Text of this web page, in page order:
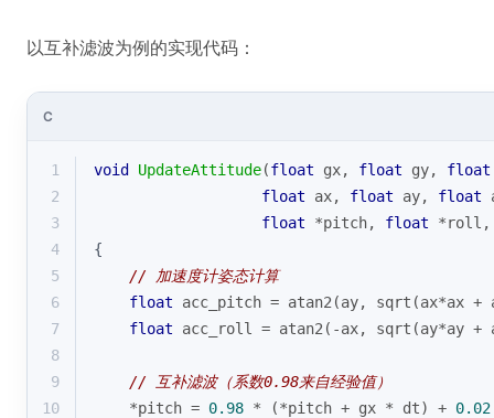
以互补滤波为例的实现代码：
C
1 void UpdateAttitude(float gx, float gy, float
2
float ax, float ay, float
3
float *pitch, float
4
{
5
// 加速度计姿态计算
6
float acc_pitch = atan2 (ay, sqrt (ax*ax +
7
float acc_roll = atan2 (-ax, sqrt (ay*ay +
8
9
// 互补滤波（系数0.98来自经验值）
10
    *pitch =
0.98 * (*pitch + gx * dt) + 0.02